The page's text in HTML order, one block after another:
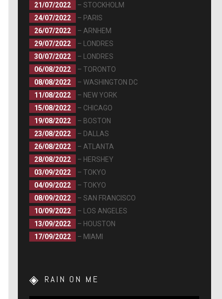
21/07/2022
– STOCKHOLM
24/07/2022
– PARIS
26/07/2022
– ARNHEM
29/07/2022
– LONDRES
30/07/2022
– LONDRES
06/08/2022
– TORONTO
08/08/2022
– WASHINGTON DC
11/08/2022
– NEW YORK
15/08/2022
– CHICAGO
19/08/2022
– BOSTON
23/08/2022
– DALLAS
26/08/2022
– ATLANTA
28/08/2022
– HERSHEY
03/09/2022
– TOKYO
04/09/2022
– TOKYO
08/09/2022
– SAN FRANCISCO
10/09/2022
– LOS ANGELES
13/09/2022
– HOUSTON
17/09/2022
– MIAMI
RAIN ON ME